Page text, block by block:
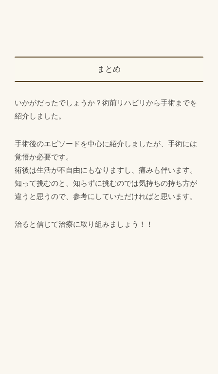
まとめ
いかがだったでしょうか？術前リハビリから手術までを
紹介しました。
手術後のエピソードを中心に紹介しましたが、手術には
覚悟か必要です。
術後は生活が不自由にもなりますし、痛みも伴います。
知って挑むのと、知らずに挑むのでは気持ちの持ち方が
違うと思うので、参考にしていただければと思います。
治ると信じて治療に取り組みましょう！！